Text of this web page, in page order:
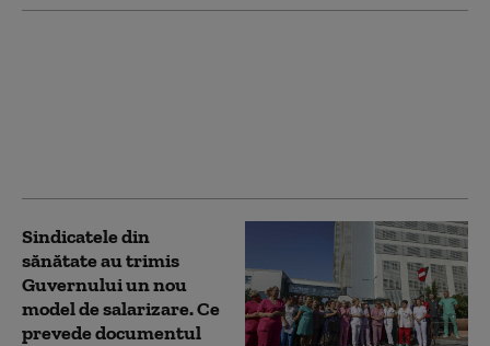
Sindicatele din
sănătate au trimis
Guvernului un nou
model de salarizare. Ce
prevede documentul